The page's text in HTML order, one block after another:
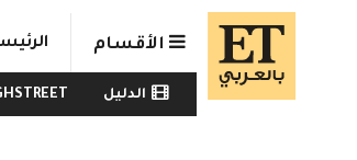
Skip to main content
الأقسام
Watch menu
الدليل